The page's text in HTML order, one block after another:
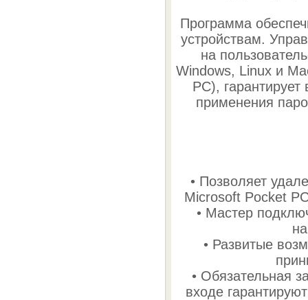
Программа
устройствам.
на
Windows, Linux и
PC),
применения
• Позволяет
Microsoft Pocket
• Мастер
• Развитые
• Обязательная
входе